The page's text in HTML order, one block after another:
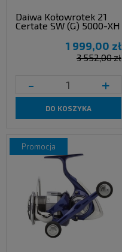
Daiwa Kołowrotek 21
Certate SW (G) 5000-XH
1 999,00 zł
3 552,00 zł
- +
DO KOSZYKA
promocja